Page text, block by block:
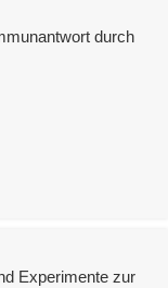
durch
Experimente zur